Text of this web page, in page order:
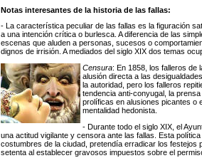
Notas interesantes de la historia de las fallas:
- La característica peculiar de las fallas es la figuración
a una intención crítica o burlesca. A diferencia de las
escenas que aluden a personas, sucesos o
dignos de irrisión. A mediados del siglo XIX dos temas
Censura: En 1858, los falleros de
alusión directa a las
la autoridad, pero los falleros
tendencia anti-conyugal, la
prolíficas en alusiones picantes o
mentalidad hedonista.
- Durante todo el siglo XIX, el
una actitud vigilante y censora ante las fallas. Esta
costumbres de la ciudad, pretendía erradicar los
setenta al establecer gravosos impuestos sobre el